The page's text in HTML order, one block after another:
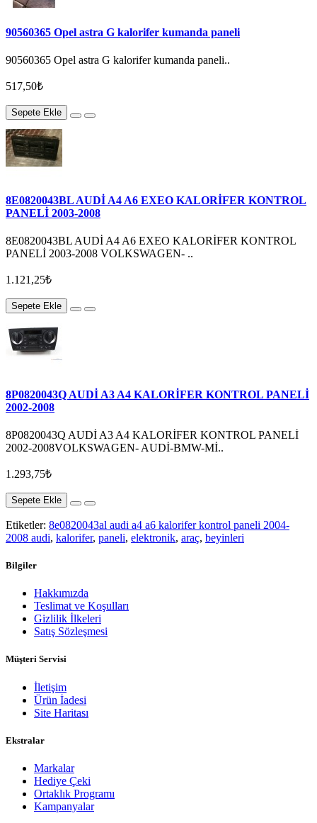
90560365 Opel astra G kalorifer kumanda paneli
90560365 Opel astra G kalorifer kumanda paneli..
517,50₺
Sepete Ekle
8E0820043BL AUDİ A4 A6 EXEO KALORİFER KONTROL
PANELİ 2003-2008
8E0820043BL AUDİ A4 A6 EXEO KALORİFER KONTROL
PANELİ 2003-2008 VOLKSWAGEN- ..
1.121,25₺
Sepete Ekle
8P0820043Q AUDİ A3 A4 KALORİFER KONTROL PANELİ
2002-2008
8P0820043Q AUDİ A3 A4 KALORİFER KONTROL PANELİ
2002-2008VOLKSWAGEN- AUDİ-BMW-Mİ..
1.293,75₺
Sepete Ekle
Etiketler: 8e0820043al audi a4 a6 kalorifer kontrol paneli 2004-
2008 audi, kalorifer, paneli, elektronik, araç, beyinleri
Bilgiler
Hakkımızda
Teslimat ve Koşulları
Gizlilik İlkeleri
Satış Sözleşmesi
Müşteri Servisi
İletişim
Ürün İadesi
Site Haritası
Ekstralar
Markalar
Hediye Çeki
Ortaklık Programı
Kampanyalar